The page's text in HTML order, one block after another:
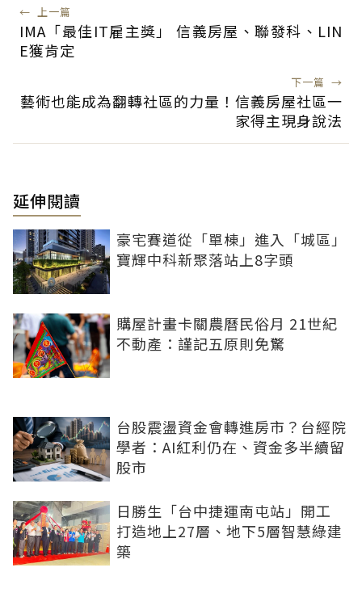
← 上一篇
IMA「最佳IT雇主獎」 信義房屋、聯發科、LIN
E獲肯定
下一篇 →
藝術也能成為翻轉社區的力量！信義房屋社區一
家得主現身說法
延伸閱讀
豪宅賽道從「單棟」進入「城區」
寶輝中科新聚落站上8字頭
購屋計畫卡關農曆民俗月 21世紀
不動產：謹記五原則免驚
台股震盪資金會轉進房市？台經院
學者：AI紅利仍在、資金多半續留
股市
日勝生「台中捷運南屯站」開工
打造地上27層、地下5層智慧綠建
築